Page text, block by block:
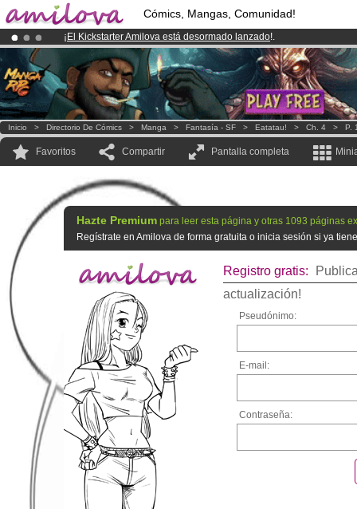
Cómics, Mangas, Comunidad!
¡ El Kickstarter Amilova está desormado lanzado!.
¡Ya tenemos 100000miembrosy 1000Cómics y Mangas!.
¡Conviertete en Premium por3.95 euros al mes!Hazte Premium ya
Inicio > Directorio De Cómics > Manga > Fantasía - SF > Eatatau! > Ch. 4 > P.
Favoritos Compartir Pantalla completa
Hazte Premium para leer esta página y otras 1093 páginas
Regístrate en Amilova de forma gratuita o inicia sesión si ya
Registro gratis:
actualización!
Pseudónimo:
E-mail:
Contraseña: